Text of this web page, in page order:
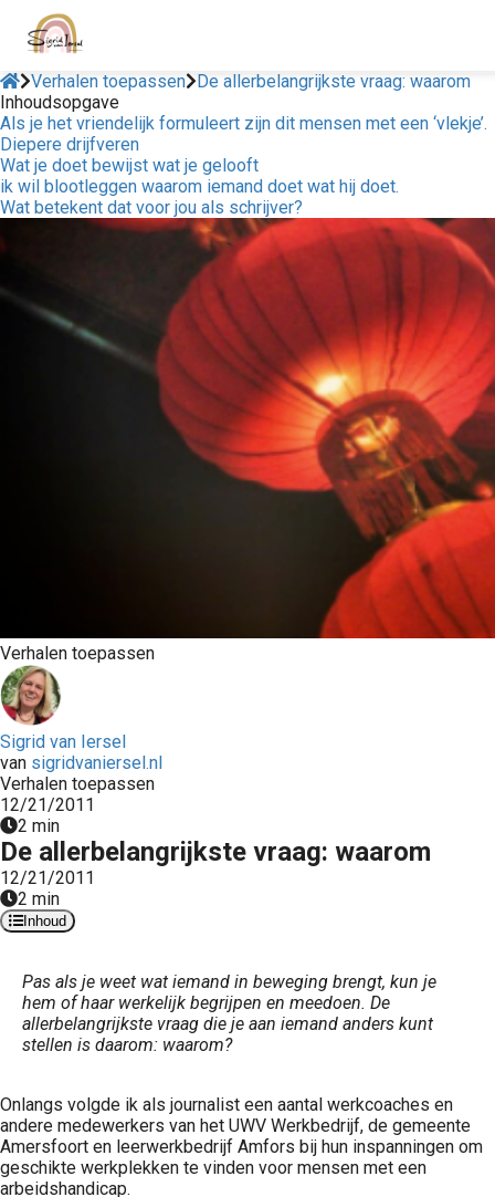
Verhalen toepassen
De allerbelangrijkste vraag: waarom
Inhoudsopgave
Als je het vriendelijk formuleert zijn dit mensen met een ‘vlekje’.
Diepere drijfveren
Wat je doet bewijst wat je gelooft
ik wil blootleggen waarom iemand doet wat hij doet.
Wat betekent dat voor jou als schrijver?
Verhalen toepassen
Sigrid van Iersel
van sigridvaniersel.nl
Verhalen toepassen
12/21/2011
2 min
De allerbelangrijkste vraag: waarom
12/21/2011
2 min
Inhoud
Pas als je weet wat iemand in beweging brengt, kun je
hem of haar werkelijk begrijpen en meedoen. De
allerbelangrijkste vraag die je aan iemand anders kunt
stellen is daarom: waarom?
Onlangs volgde ik als journalist een aantal werkcoaches en
andere medewerkers van het UWV Werkbedrijf, de gemeente
Amersfoort en leerwerkbedrijf Amfors bij hun inspanningen om
geschikte werkplekken te vinden voor mensen met een
arbeidshandicap.